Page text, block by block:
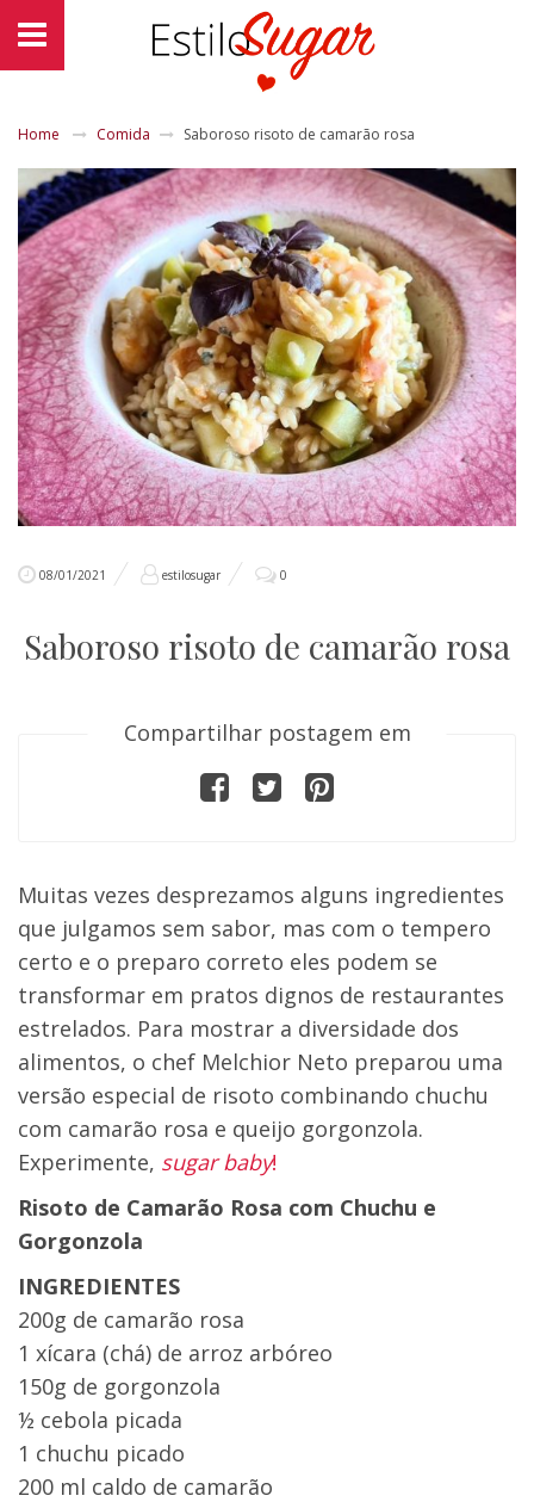
Home Comida Saboroso risoto de camarão rosa
08/01/2021 estilosugar 0
Saboroso risoto de camarão rosa
Compartilhar postagem em
Muitas vezes desprezamos alguns ingredientes
que julgamos sem sabor, mas com o tempero
certo e o preparo correto eles podem se
transformar em pratos dignos de restaurantes
estrelados. Para mostrar a diversidade dos
alimentos, o chef Melchior Neto preparou uma
versão especial de risoto combinando chuchu
com camarão rosa e queijo gorgonzola.
Experimente, sugar baby!
Risoto de Camarão Rosa com Chuchu e
Gorgonzola
INGREDIENTES
200g de camarão rosa
1 xícara (chá) de arroz arbóreo
150g de gorgonzola
½ cebola picada
1 chuchu picado
200 ml caldo de camarão